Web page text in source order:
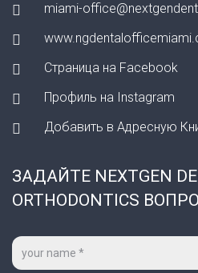
miami-
Страница на Facebook
Профиль на Instagram
Добавить в Адресную
ЗАДАЙТЕ NEXTGEN
ORTHODONTICS
Ваше
имя